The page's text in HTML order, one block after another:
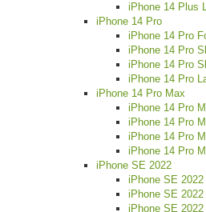
iPhone 14 Plus
iPhone 14 Pro
iPhone 14 Pro
iPhone 14 Pro
iPhone 14 Pro
iPhone 14 Pro
iPhone 14 Pro Max
iPhone 14 Pro
iPhone 14 Pro
iPhone 14 Pro
iPhone 14 Pro
iPhone SE 2022
iPhone SE 2022
iPhone SE 2022
iPhone SE